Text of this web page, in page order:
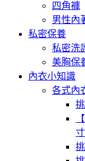
四角褲
男性內
私密保養
私密洗
美胸保
內衣小知識
各式內